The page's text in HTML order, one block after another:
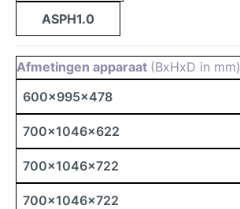
ASPH1.0
Afmetingen apparaat (BxHxD in mm)
600x995x478
700x1046x622
700x1046x722
700x1046x722